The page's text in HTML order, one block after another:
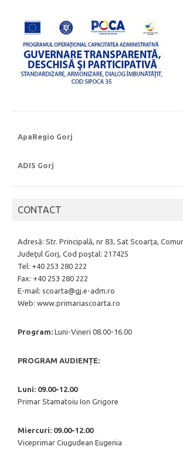
ApaRegio Gorj
ADIS Gorj
CONTACT
Adresă: Str. Principală, nr 83, Sat Scoarța,
Judeţul Gorj, Cod poştal: 217425
Tel: +40 253 280 222
Fax: +40 253 280 222
E-mail: scoarta@gj.e-adm.ro
Web: www.primariascoarta.ro
Program: Luni-Vineri 08.00-16.00
PROGRAM AUDIENȚE:
Luni: 09.00-12.00
Primar Stamatoiu Ion Grigore
Miercuri: 09.00-12.00
Viceprimar Ciugudean Eugenia